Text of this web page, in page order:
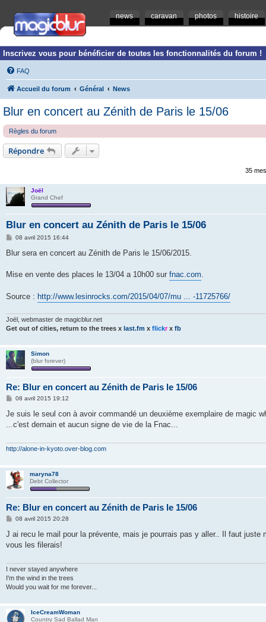
news caravan photos histoire
Inscrivez vous pour bénéficier de toutes les fonctionnalités du forum !
FAQ
Accueil du forum Général News
Blur en concert au Zénith de Paris le 15/06
Règles du forum
Répondre
35
Joël
Grand Chef
Blur en concert au Zénith de Paris le 15/06
M
s
g
08 avril 2015 16:44
Blur sera en concert au Zénith de Paris le 15/06/2015.
Mise en vente des places le 13/04 a 10h00 sur fnac.com.
Source : http://www.lesinrocks.com/2015/04/07/mu ... -11725766/
Joël, webmaster de magicblur.net
Get out of cities, return to the trees x last.fm x flickrx fb
Simon
(blur forever)
Re: Blur en concert au Zénith de Paris le 15/06
M
s
a
08 avril 2015 19:12
Je suis le seul con à avoir commandé un deuxième exemplaire de magic
...c'est demain et aucun signe de vie de la Fnac...
http://alone-in-kyoto.over-blog.com
maryna78
Debt Collector
Re: Blur en concert au Zénith de Paris le 15/06
M
s
a
08 avril 2015 20:28
J ai recu le mail pour la prévente, mais je pourrais pas y aller.. Il faut
vous les filerais!
I never stayed anywhere
I'm the wind in the trees
Would you wait for me forever...
IceCreamWoman
Country Sad Ballad Man